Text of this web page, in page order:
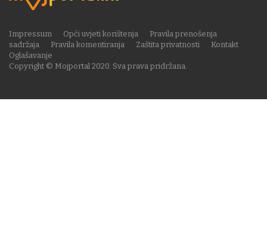
Copyright © Mojportal 2020. Sva prava pridržana.
Impressum Opći uvjeti korištenja
Pravila prenošenja
sadržaja
Pravila komentiranja Zaštita privatnosti
Kontakt
Oglašavanje